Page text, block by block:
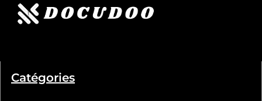
Catégories